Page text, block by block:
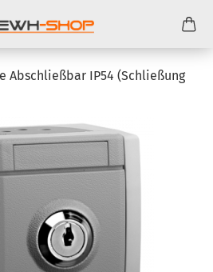
Ab­schließ­bar IP54 (Schlie­ßung